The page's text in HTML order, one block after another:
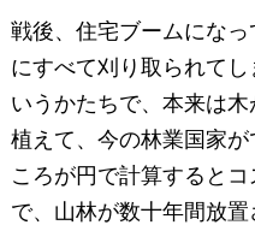
戦後、住宅ブームにな
にすべて刈り取られて
いうかたちで、本来は
植えて、今の林業国家
ころが円で計算すると
で、山林が数十年間放